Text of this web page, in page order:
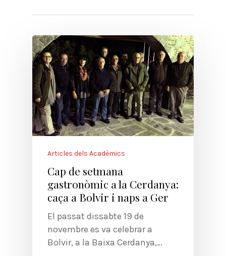
Articles dels Acadèmics
Cap de setmana
gastronòmic a la Cerdanya:
caça a Bolvir i naps a Ger
El passat dissabte 19 de
novembre es va celebrar a
Bolvir, a la Baixa Cerdanya,…